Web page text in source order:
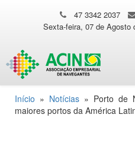
47 3342 2037
Sexta-feira, 07 de Agosto
Início » Notícias » Porto de
maiores portos da América